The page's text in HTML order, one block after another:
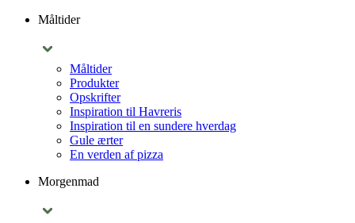
Måltider
Måltider
Produkter
Opskrifter
Inspiration til Havreris
Inspiration til en sundere hverdag
Gule ærter
En verden af pizza
Morgenmad